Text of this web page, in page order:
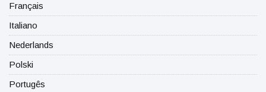
Français
Italiano
Nederlands
Polski
Portugês